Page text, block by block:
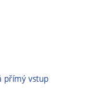
přímý vstup